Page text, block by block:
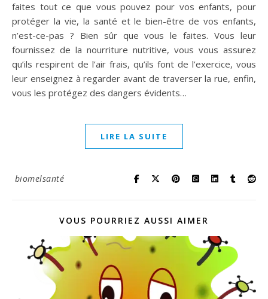
faites tout ce que vous pouvez pour vos enfants, pour
protéger la vie, la santé et le bien-être de vos enfants,
n’est-ce-pas ? Bien sûr que vous le faites. Vous leur
fournissez de la nourriture nutritive, vous vous assurez
qu’ils respirent de l’air frais, qu’ils font de l’exercice, vous
leur enseignez à regarder avant de traverser la rue, enfin,
vous les protégez des dangers évidents…
LIRE LA SUITE
biomelsanté
VOUS POURRIEZ AUSSI AIMER